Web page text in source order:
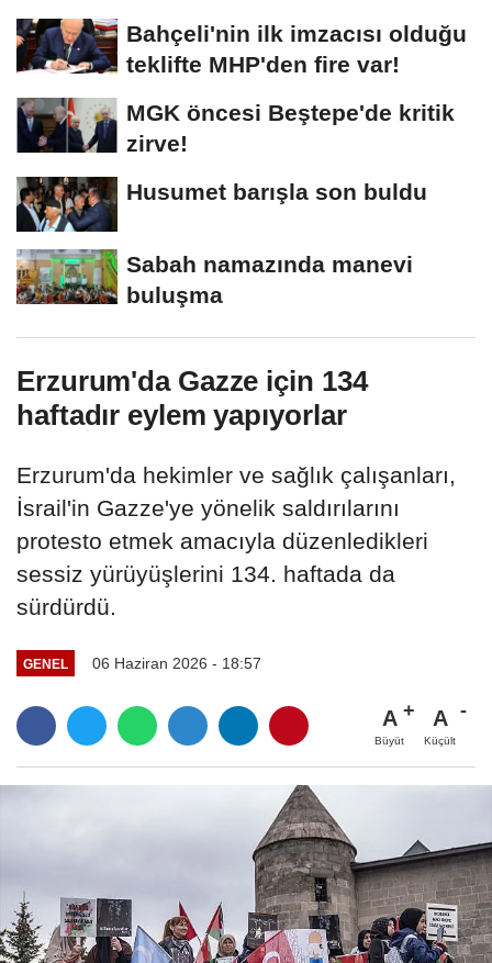
Bahçeli'nin ilk imzacısı olduğu
teklifte MHP'den fire var!
MGK öncesi Beştepe'de kritik
zirve!
Husumet barışla son buldu
Sabah namazında manevi
buluşma
Erzurum'da Gazze için 134
haftadır eylem yapıyorlar
Erzurum'da hekimler ve sağlık çalışanları,
İsrail'in Gazze'ye yönelik saldırılarını
protesto etmek amacıyla düzenledikleri
sessiz yürüyüşlerini 134. haftada da
sürdürdü.
GENEL 06 Haziran 2026 - 18:57
A
Büyüt
A
Küçült